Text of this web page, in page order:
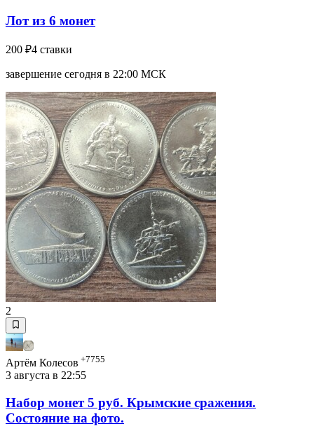
Лот из 6 монет
200 ₽4 ставки
завершение сегодня в 22:00 МСК
2
Артём Колесов +7755
3 августа в 22:55
Набор монет 5 руб. Крымские сражения.
Состояние на фото.